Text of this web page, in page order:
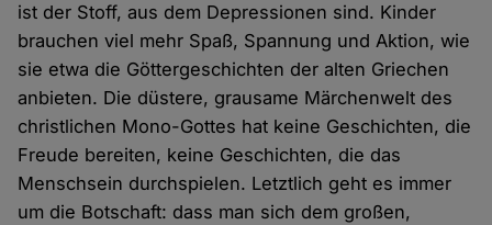
ist der Stoff, aus dem Depressionen sind. Kinder
brauchen viel mehr Spaß, Spannung und Aktion, wie
sie etwa die Göttergeschichten der alten Griechen
anbieten. Die düstere, grausame Märchenwelt des
christlichen Mono-Gottes hat keine Geschichten, die
Freude bereiten, keine Geschichten, die das
Menschsein durchspielen. Letztlich geht es immer
um die Botschaft: dass man sich dem großen,